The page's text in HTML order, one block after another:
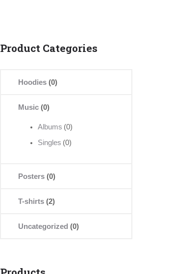
Product Categories
Hoodies (0)
Music (0)
Albums (0)
Singles (0)
Posters (0)
T-shirts (2)
Uncategorized (0)